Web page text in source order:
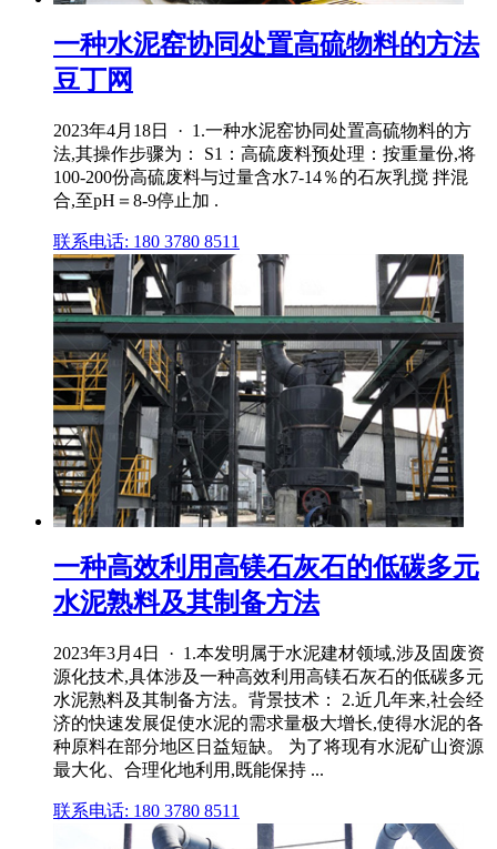
一种水泥窑协同处置高硫物料的方法
豆丁网
2023年4月18日 · 1.一种水泥窑协同处置高硫物料的方
法,其操作步骤为： S1：高硫废料预处理：按重量份,将
100‑200份高硫废料与过量含水7‑14％的石灰乳搅 拌混
合,至pH＝8‑9停止加 .
联系电话: 180 3780 8511
一种高效利用高镁石灰石的低碳多元
水泥熟料及其制备方法
2023年3月4日 · 1.本发明属于水泥建材领域,涉及固废资
源化技术,具体涉及一种高效利用高镁石灰石的低碳多元
水泥熟料及其制备方法。背景技术： 2.近几年来,社会经
济的快速发展促使水泥的需求量极大增长,使得水泥的各
种原料在部分地区日益短缺。 为了将现有水泥矿山资源
最大化、合理化地利用,既能保持 ...
联系电话: 180 3780 8511